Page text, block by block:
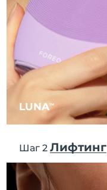
LUNATM
Шаг 2Лифтинг
Япония
Джерси
Латвия